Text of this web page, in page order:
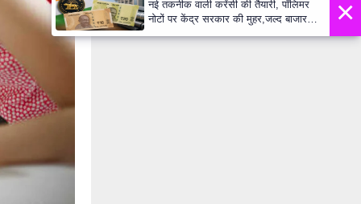
×
नई तकनीक वाली करेंसी की तैयारी, पॉलिमर
नोटों पर केंद्र सरकार की मुहर,जल्द बाजार में
दिखेंगे प्लास्टिक के ₹10 और ₹20 के नोट -